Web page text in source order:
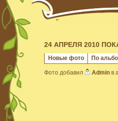
24 АПРЕЛЯ 2010
Новые фото По
Фото добавил Admin в